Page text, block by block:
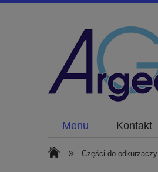
Menu Kontakt
» Części do odkurzaczy